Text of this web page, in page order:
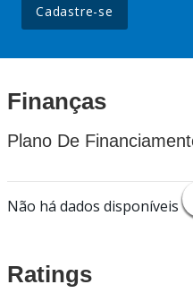
Cadastre-se
Finanças
Plano De
Não há dados disponíveis
Ratings